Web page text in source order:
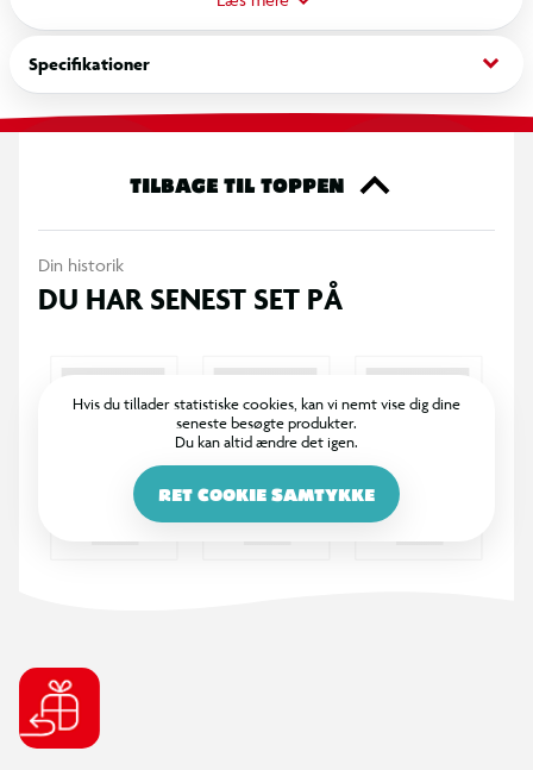
prinsessekjole. Når din Tot er iført sin nye kjole, kan du dyppe
den i koldt vand og få en magisk overraskelse, når kjolen
ændrer farve! Saml dem alle. Fra 4 år.
Inkluderer:
- L.O.L. Surprise! Prinsesse Tot dukke
OBS! Varen er assorteret, og bestemt variant kan ikke
Specifikationer keyboard_arrow_down
TILBAGE TIL TOPPEN
Din historik
DU HAR SENEST SET PÅ
Hvis du tillader statistiske cookies, kan vi nemt vise dig dine
seneste besøgte produkter.
Du kan altid ændre det igen.
RET COOKIE SAMTYKKE